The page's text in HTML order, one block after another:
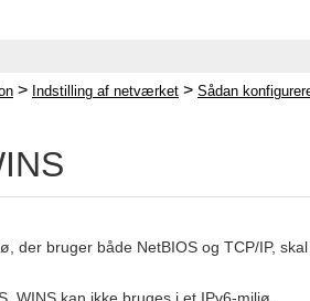
> Indstilling af netværket > Sådan
der bruger både NetBIOS og TCP/IP,